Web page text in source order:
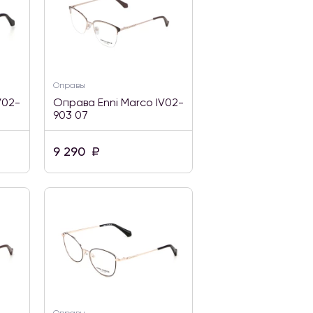
Оправы
Оправа Enni Marco IV02-
903 07
9 290 ₽